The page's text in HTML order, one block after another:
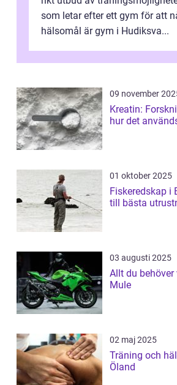
som letar efter ett gym för att
hälsomål är gym i Hudiksva...
09 november
Kreatin:
hur det
01 oktober 2025
Fiskeredskap i
till bästa
03 augusti 2025
Allt du
Mule
02 maj 2025
Träning och
Öland